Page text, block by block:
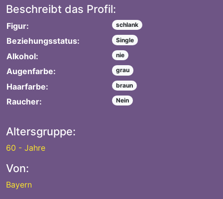
Beschreibt das Profil:
Figur: schlank
Beziehungsstatus: Single
Alkohol: nie
Augenfarbe: grau
Haarfarbe: braun
Raucher: Nein
Altersgruppe:
60 - Jahre
Von:
Bayern